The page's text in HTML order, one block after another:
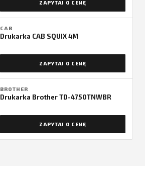
ZAPYTAJ O CENĘ
CAB
Drukarka CAB SQUIX 4M
ZAPYTAJ O CENĘ
BROTHER
Drukarka Brother TD-4750TNWBR
ZAPYTAJ O CENĘ